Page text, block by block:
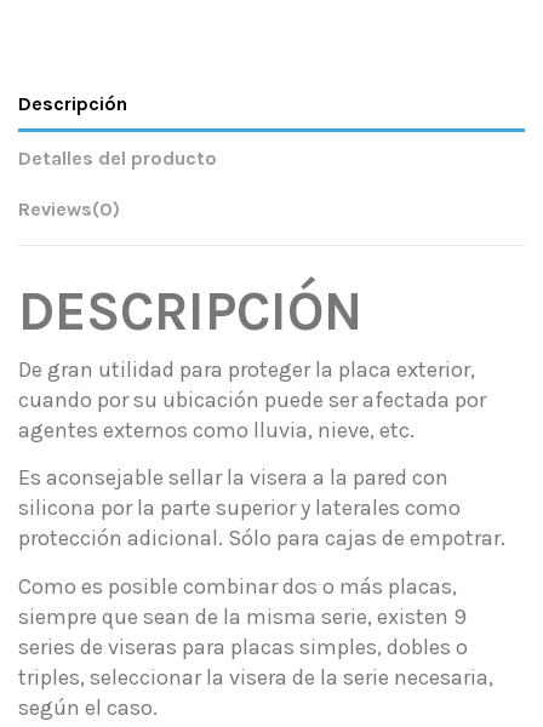
Descripción
Detalles del producto
Reviews(0)
DESCRIPCIÓN
De gran utilidad para proteger la placa exterior,
cuando por su ubicación puede ser afectada por
agentes externos como lluvia, nieve, etc.
Es aconsejable sellar la visera a la pared con
silicona por la parte superior y laterales como
protección adicional. Sólo para cajas de empotrar.
Como es posible combinar dos o más placas,
siempre que sean de la misma serie, existen 9
series de viseras para placas simples, dobles o
triples, seleccionar la visera de la serie necesaria,
según el caso.